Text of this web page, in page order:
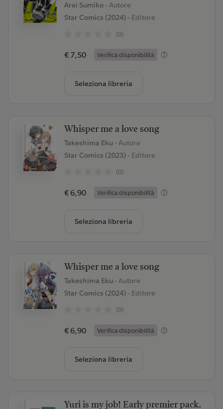
Arai Sumiko - Autore
Star Comics (2024)- Editore
(0)
€ 7,50 Verifica disponibilità
Seleziona libreria
Whisper me a love song
Takeshima Eku - Autore
Star Comics (2023)- Editore
(0)
€ 6,90 Verifica disponibilità
Seleziona libreria
Whisper me a love song
Takeshima Eku - Autore
Star Comics (2024)- Editore
(0)
€ 6,90 Verifica disponibilità
Seleziona libreria
Yuri is my job! Early premier pack.